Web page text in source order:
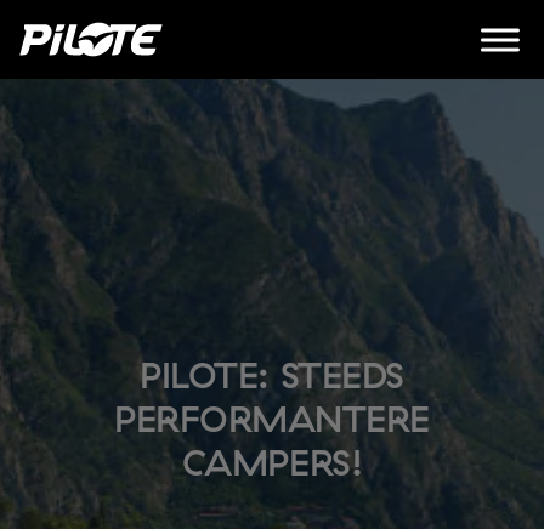
PILOTE: STEEDS
PERFORMANTERE
CAMPERS!